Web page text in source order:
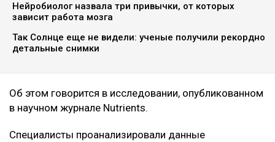
Нейробиолог назвала три привычки, от которых
зависит работа мозга
Так Солнце еще не видели: ученые получили рекордно
детальные снимки
Об этом говорится в исследовании, опубликованном
в научном журнале Nutrients.
Специалисты проанализировали данные